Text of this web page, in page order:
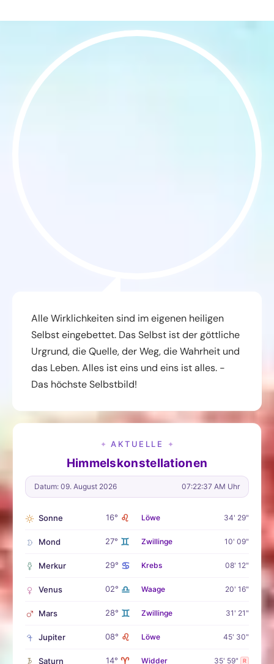
Alle Wirklichkeiten sind im eigenen heiligen
Selbst eingebettet. Das Selbst ist der göttliche
Urgrund, die Quelle, der Weg, die Wahrheit und
das Leben. Alles ist eins und eins ist alles. -
Das höchste Selbstbild!
✦ AKTUELLE ✦
Himmelskonstellationen
Datum: 09. August 2026 07:22:38 AM Uhr
Sonne 16° ♌ Löwe 34' 29"
Mond 27° ♊ Zwillinge 10' 09"
Merkur 29° ♋ Krebs 08' 12"
Venus 02° ♎ Waage 20' 16"
Mars 28° ♊ Zwillinge 31' 21"
Jupiter 08° ♌ Löwe 45' 30"
Saturn 14° ♈ Widder 35' 59" R